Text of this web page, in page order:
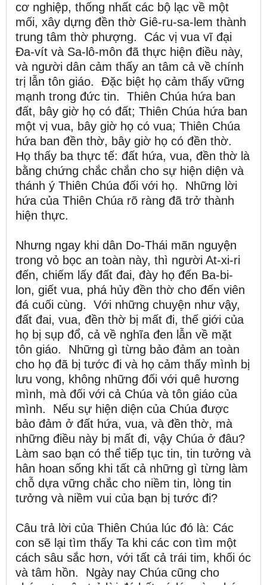
cơ nghiệp, thống nhất các bộ lạc về một
mối, xây dựng đền thờ Giê-ru-sa-lem thành
trung tâm thờ phượng. Các vị vua vĩ đại
Đa-vít và Sa-lô-môn đã thực hiện điều này,
và người dân cảm thấy an tâm cả về chính
trị lẫn tôn giáo. Đặc biệt họ cảm thấy vững
mạnh trong đức tin. Thiên Chúa hứa ban
đất, bây giờ họ có đất; Thiên Chúa hứa ban
một vị vua, bây giờ họ có vua; Thiên Chúa
hứa ban đền thờ, bây giờ họ có đền thờ.
Họ thấy ba thực tế: đất hứa, vua, đền thờ là
bằng chứng chắc chắn cho sự hiện diện và
thánh ý Thiên Chúa đối với họ. Những lời
hứa của Thiên Chúa rõ ràng đã trở thành
hiện thực.
Nhưng ngay khi dân Do-Thái mãn nguyện
trong vỏ bọc an toàn này, thì người At-xi-ri
đến, chiếm lấy đất đai, đày họ đến Ba-bi-
lon, giết vua, phá hủy đền thờ cho đến viên
đá cuối cùng. Với những chuyện như vậy,
đất đai, vua, đền thờ bị mất đi, thế giới của
họ bị sụp đổ, cả về nghĩa đen lẫn về mặt
tôn giáo. Những gì từng bảo đảm an toàn
cho họ đã bị tước đi và họ cảm thấy mình bị
lưu vong, không những đối với quê hương
mình, mà đối với cả Chúa và tôn giáo của
mình. Nếu sự hiện diện của Chúa được
bảo đảm ở đất hứa, vua, và đền thờ, mà
những điều này bị mất đi, vậy Chúa ở đâu?
Làm sao bạn có thể tiếp tục tin, tin tưởng và
hân hoan sống khi tất cả những gì từng làm
chỗ dựa vững chắc cho niềm tin, lòng tin
tưởng và niềm vui của bạn bị tước đi?
Câu trả lời của Thiên Chúa lúc đó là: Các
con sẽ lại tìm thấy Ta khi các con tìm một
cách sâu sắc hơn, với tất cả trái tim, khối óc
và tâm hồn. Ngày nay Chúa cũng cho